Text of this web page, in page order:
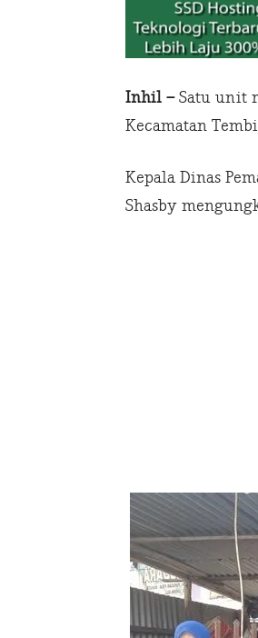
Inhil –Satu unit
Kecamatan
Kepala Dinas
Shasby